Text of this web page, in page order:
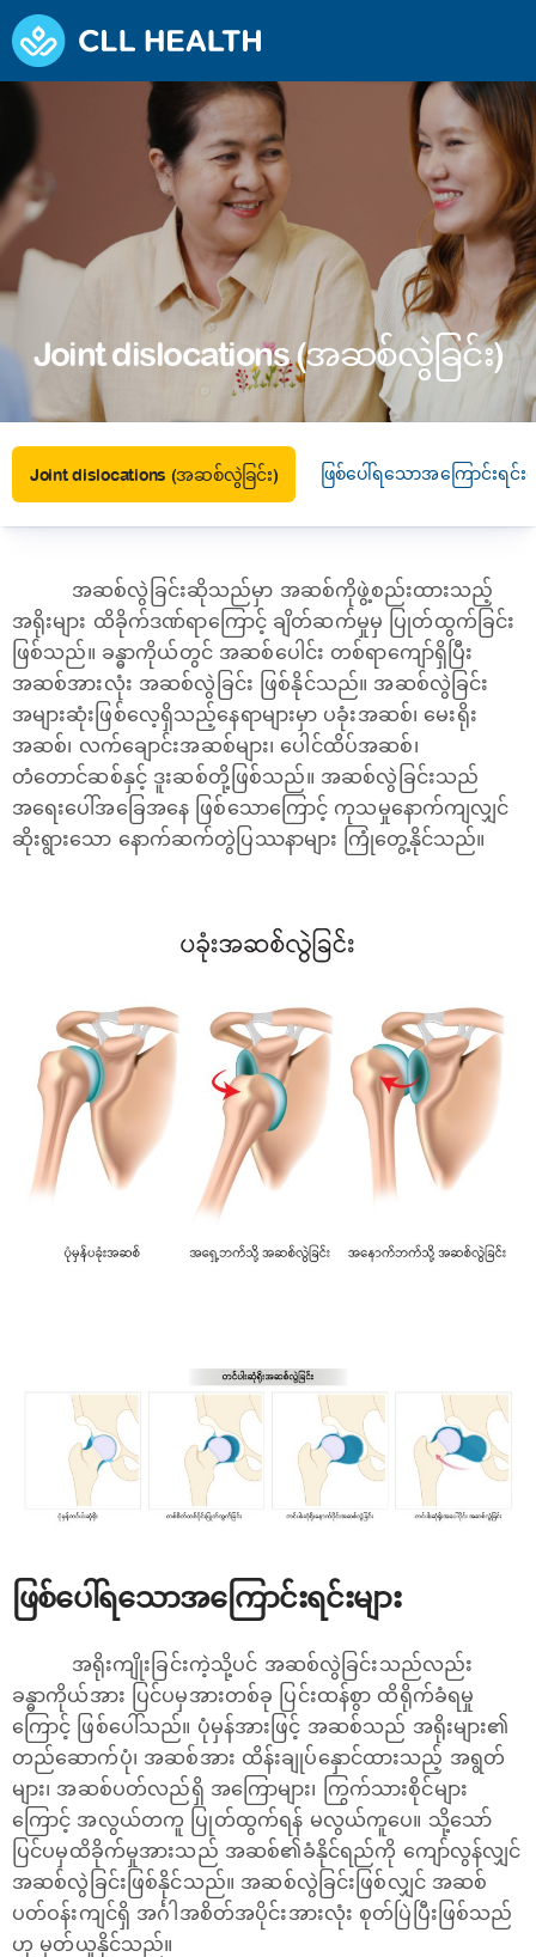
Joint dislocations (အဆစ်လွဲခြင်း)
Joint dislocations (အဆစ်လွဲခြင်း) ဖြစ်ပေါ်ရသောအကြောင်းရင်းမ
အဆစ်လွဲခြင်းဆိုသည်မှာ အဆစ်ကိုဖွဲ့စည်းထားသည့်
အရိုးများ ထိခိုက်ဒဏ်ရာကြောင့် ချိတ်ဆက်မှုမှ ပြုတ်ထွက်ခြင်း
ဖြစ်သည်။ ခန္ဓာကိုယ်တွင် အဆစ်ပေါင်း တစ်ရာကျော်ရှိပြီး
အဆစ်အားလုံး အဆစ်လွဲခြင်း ဖြစ်နိုင်သည်။ အဆစ်လွဲခြင်း
အများဆုံးဖြစ်လေ့ရှိသည့်နေရာများမှာ ပခုံးအဆစ်၊ မေးရိုး
အဆစ်၊ လက်ချောင်းအဆစ်များ၊ ပေါင်ထိပ်အဆစ်၊
တံတောင်ဆစ်နှင့် ဒူးဆစ်တို့ဖြစ်သည်။ အဆစ်လွဲခြင်းသည်
အရေးပေါ်အခြေအနေ ဖြစ်သောကြောင့် ကုသမှုနောက်ကျလျှင်
ဆိုးရွားသော နောက်ဆက်တွဲပြဿနာများ ကြုံတွေ့နိုင်သည်။
ဖြစ်ပေါ်ရသောအကြောင်းရင်းများ
အရိုးကျိုးခြင်းကဲ့သို့ပင် အဆစ်လွဲခြင်းသည်လည်း
ခန္ဓာကိုယ်အား ပြင်ပမှအားတစ်ခု ပြင်းထန်စွာ ထိရိုက်ခံရမှု
ကြောင့် ဖြစ်ပေါ်သည်။ ပုံမှန်အားဖြင့် အဆစ်သည် အရိုးများ၏
တည်ဆောက်ပုံ၊ အဆစ်အား ထိန်းချုပ်နှောင်ထားသည့် အရွတ်
များ၊ အဆစ်ပတ်လည်ရှိ အကြောများ၊ ကြွက်သားစိုင်များ
ကြောင့် အလွယ်တကူ ပြုတ်ထွက်ရန် မလွယ်ကူပေ။ သို့သော်
ပြင်ပမှထိခိုက်မှုအားသည် အဆစ်၏ခံနိုင်ရည်ကို ကျော်လွန်လျှင်
အဆစ်လွဲခြင်းဖြစ်နိုင်သည်။ အဆစ်လွဲခြင်းဖြစ်လျှင် အဆစ်
ပတ်ဝန်းကျင်ရှိ အင်္ဂါအစိတ်အပိုင်းအားလုံး စုတ်ပြဲပြီးဖြစ်သည်
ဟု မှတ်ယူနိုင်သည်။